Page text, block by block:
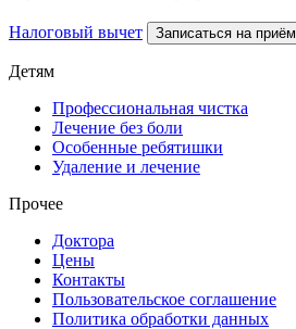
Налоговый вычет Записаться на приём
Детям
Профессиональная чистка
Лечение без боли
Особенные ребятишки
Удаление и лечение
Прочее
Доктора
Цены
Контакты
Пользовательское соглашение
Политика обработки данных